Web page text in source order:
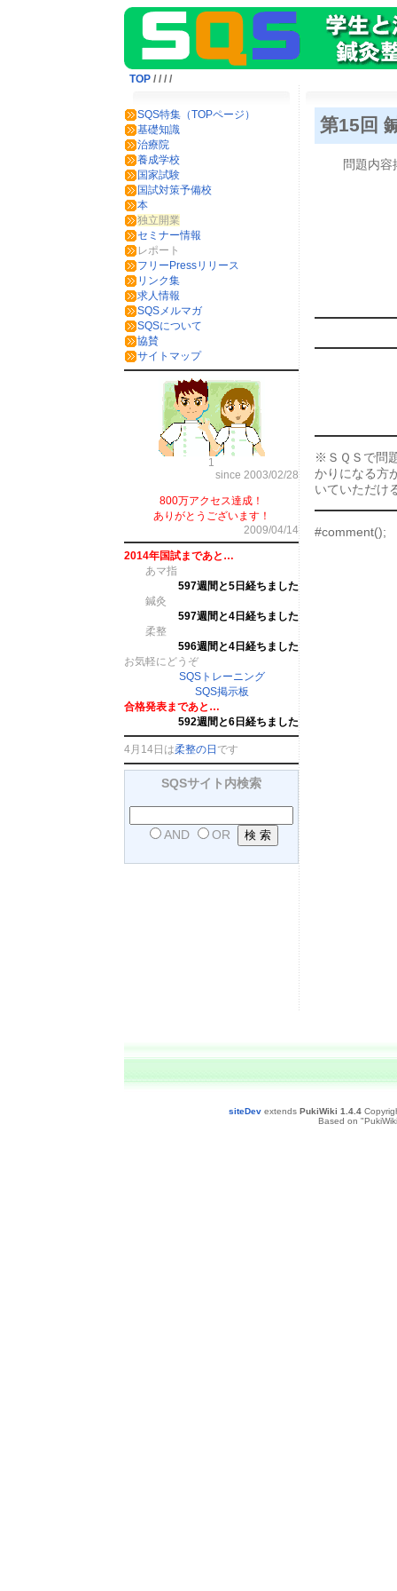
TOP / / / /
SQS特集（TOPページ）
基礎知識
治療院
養成学校
国家試験
国試対策予備校
本
独立開業
セミナー情報
レポート
フリーPressリリース
リンク集
求人情報
SQSメルマガ
SQSについて
協賛
サイトマップ
1
since 2003/02/28
800万アクセス達成！
ありがとうございます！
2009/04/14
2014年国試まであと…
あマ指
597週間と5日経ちました
鍼灸
597週間と4日経ちました
柔整
596週間と4日経ちました
お気軽にどうぞ
SQSトレーニング
SQS掲示板
合格発表まであと…
592週間と6日経ちました
4月14日は柔整の日 です
SQSサイト内検索
AND OR
第15回
問題内容
※ＳＱＳで問
かりになる方
いていただけ
#comment();
siteDev extends PukiWiki 1.4.4
Based on